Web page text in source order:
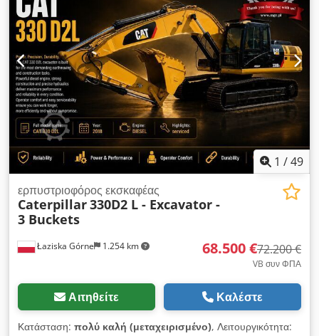
απόδοσης περίπου 70-80% Πλάτος εδανικών πλακών: 550
mm Κινητήρας με ισχύ 165 kW Βαλβίδα ριπάρα Πιστοποίηση
CE/EPA Βάρος λειτουργίας: 20,7 τόνοι.
1 /49
Łaziska Górne 1.254 km
ερπυστριοφόρος εκσκαφέας
Caterpillar330D2 L - Excavator -
3 Buckets
68.500 €72.200 €
VB συν ΦΠΑ
Αιτηθείτε Καλέστε
Κατάσταση: πολύ καλή (μεταχειρισμένο), Λειτουργικότητα: